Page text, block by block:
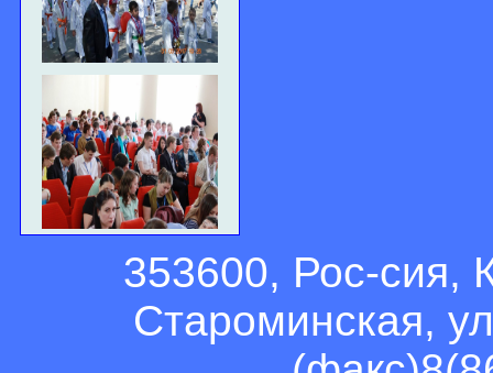
353600, Рос-сия,
Староминская,